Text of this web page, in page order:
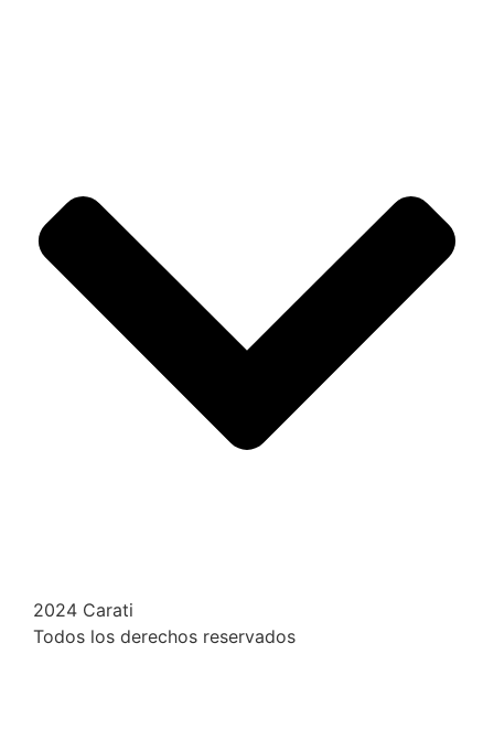
2024 Carati
Todos los derechos reservados